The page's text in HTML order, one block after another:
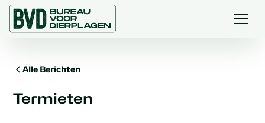
Alle Berichten
Termieten